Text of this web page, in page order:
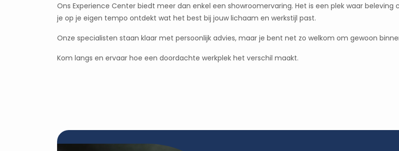
Ons Experience Center biedt meer dan enkel een showroomervaring. Het is een plek waar
je op je eigen tempo ontdekt wat het best bij jouw lichaam en werkstijl past.
Onze specialisten staan klaar met persoonlijk advies, maar je bent net zo welkom om gewoon
Kom langs en ervaar hoe een doordachte werkplek het verschil maakt.